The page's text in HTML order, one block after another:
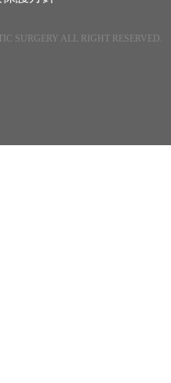
SURGERY ALL RIGHT RESERVED.